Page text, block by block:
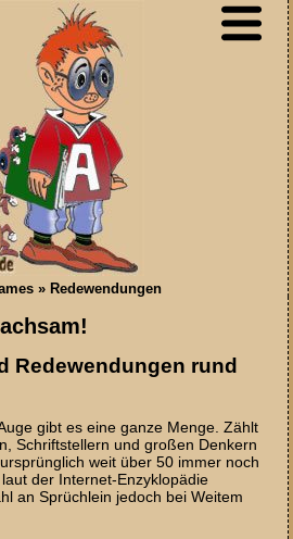
» Redewendungen
Redewendungen rund
gibt es eine ganze Menge. Zählt
Schriftstellern und großen Denkern
weit über 50 immer noch
der Internet-Enzyklopädie
an Sprüchlein jedoch bei Weitem